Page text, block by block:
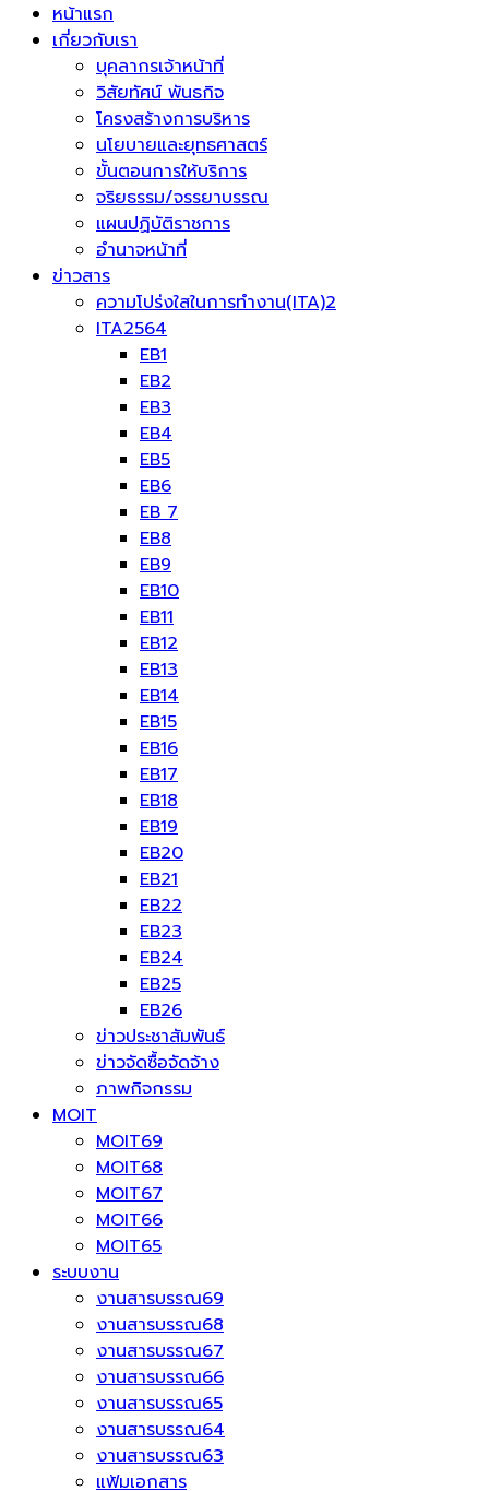
หน้าแรก
เกี่ยวกับเรา
บุคลากรเจ้าหน้าที่
วิสัยทัศน์ พันธกิจ
โครงสร้างการบริหาร
นโยบายและยุทธศาสตร์
ขั้นตอนการให้บริการ
จริยธรรม/จรรยาบรรณ
แผนปฏิบัติราชการ
อำนาจหน้าที่
ข่าวสาร
ความโปร่งใสในการทำงาน(ITA)2
ITA2564
EB1
EB2
EB3
EB4
EB5
EB6
EB 7
EB8
EB9
EB10
EB11
EB12
EB13
EB14
EB15
EB16
EB17
EB18
EB19
EB20
EB21
EB22
EB23
EB24
EB25
EB26
ข่าวประชาสัมพันธ์
ข่าวจัดซื้อจัดจ้าง
ภาพกิจกรรม
MOIT
MOIT69
MOIT68
MOIT67
MOIT66
MOIT65
ระบบงาน
งานสารบรรณ69
งานสารบรรณ68
งานสารบรรณ67
งานสารบรรณ66
งานสารบรรณ65
งานสารบรรณ64
งานสารบรรณ63
แฟ้มเอกสาร